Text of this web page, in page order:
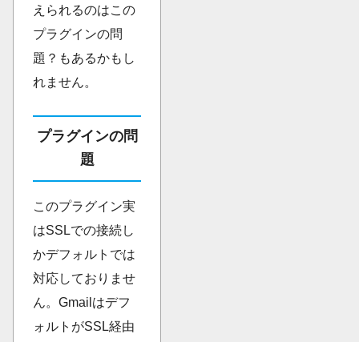
えられるのはこの
プラグインの問
題？もあるかもし
れません。
プラグインの問
題
このプラグイン実
はSSLでの接続し
かデフォルトでは
対応しておりませ
ん。Gmailはデフ
ォルトがSSL経由